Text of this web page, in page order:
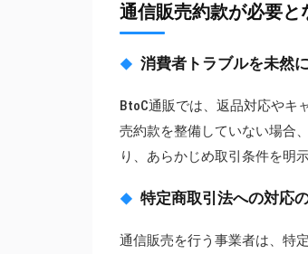
通信販売約款が必要と
消費者トラブルを未然
BtoC通販では、返品対応やキ
売約款を整備していない場合
り、あらかじめ取引条件を明
特定商取引法への対応
通信販売を行う事業者は、特